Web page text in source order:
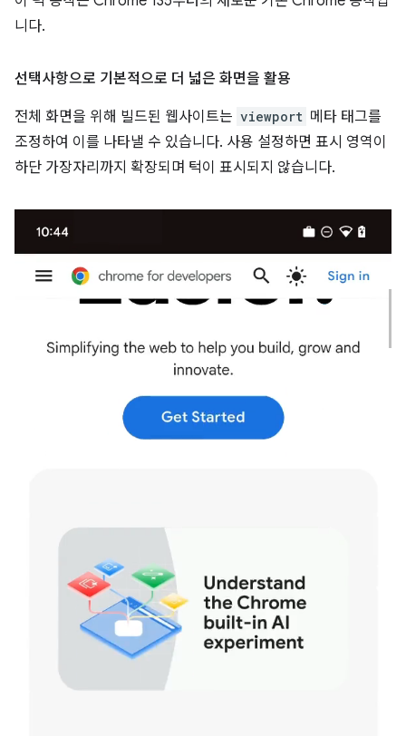
니다.
선택사항으로 기본적으로 더 넓은 화면을 활용
전체 화면을 위해 빌드된 웹사이트는 viewport 메타 태그를
조정하여 이를 나타낼 수 있습니다. 사용 설정하면 표시 영역이
하단 가장자리까지 확장되며 턱이 표시되지 않습니다.